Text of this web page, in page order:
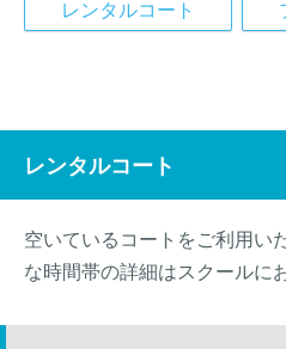
レンタルコート
レンタルコート
空いているコートをご利用い
な時間帯の詳細はスクールに